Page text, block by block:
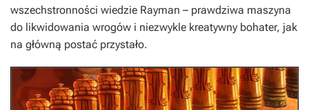
wszechstronności wiedzie Rayman – prawdziwa maszyna
do likwidowania wrogów i niezwykle kreatywny bohater, jak
na główną postać przystało.